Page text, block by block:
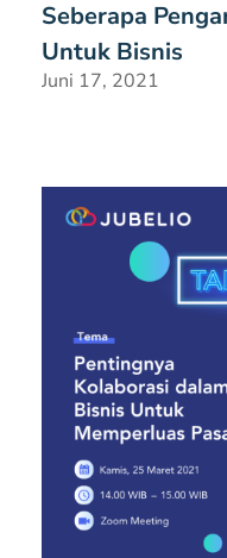
Seberapa
Untuk Bisnis
Juni 17, 2021